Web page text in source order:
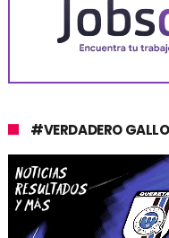
#VERDADERO GALLO